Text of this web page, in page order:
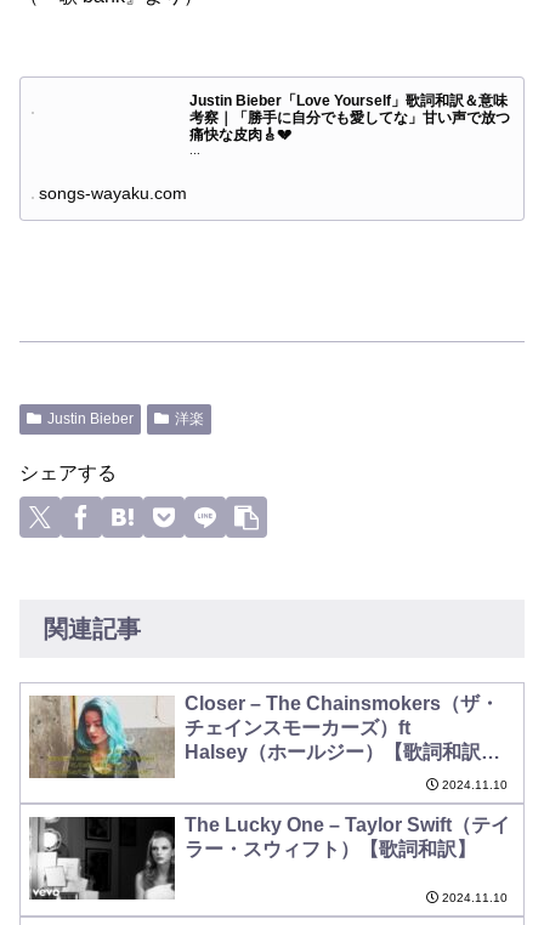
Justin Bieber「Love Yourself」歌詞和訳＆意味
考察｜「勝手に自分でも愛してな」甘い声で放つ
痛快な皮肉🎸💔
songs-wayaku.com
Justin Bieber 洋楽
シェアする
関連記事
Closer – The Chainsmokers（ザ・
チェインスモーカーズ）ft
Halsey（ホールジー）【歌詞和訳／
2024.11.10
The Lucky One – Taylor Swift（テイ
ラー・スウィフト）【歌詞和訳】
2024.11.10